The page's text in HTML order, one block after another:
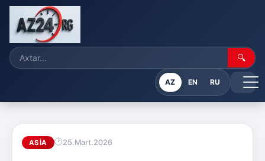
🔍
AZ EN RU
ASIA 25.Mart.2026